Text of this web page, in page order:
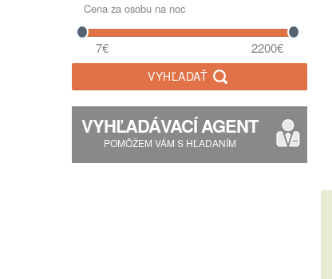
Cena za osobu na noc
7€ 2200€
VYHĽADAŤ
VYHĽADÁVACÍ AGENT
POMÔŽEM VÁM S HĽADANÍM